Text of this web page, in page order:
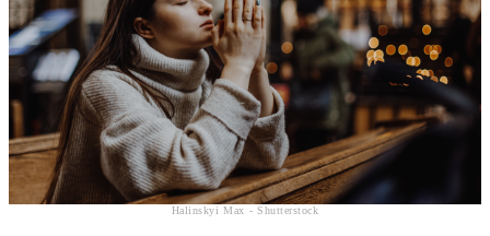
Halinskyi Max - Shutterstock